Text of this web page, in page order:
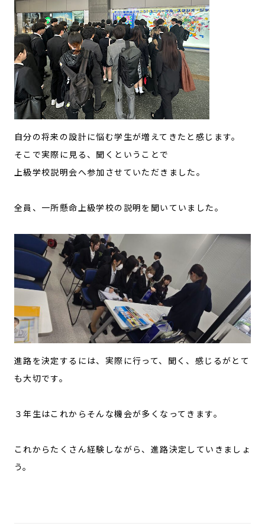
自分の将来の設計に悩む学生が増えてきたと感じます。
そこで実際に見る、聞くということで
上級学校説明会へ参加させていただきました。
全員、一所懸命上級学校の説明を聞いていました。
進路を決定するには、実際に行って、聞く、感じるがとて
も大切です。
３年生はこれからそんな機会が多くなってきます。
これからたくさん経験しながら、進路決定していきましょ
う。